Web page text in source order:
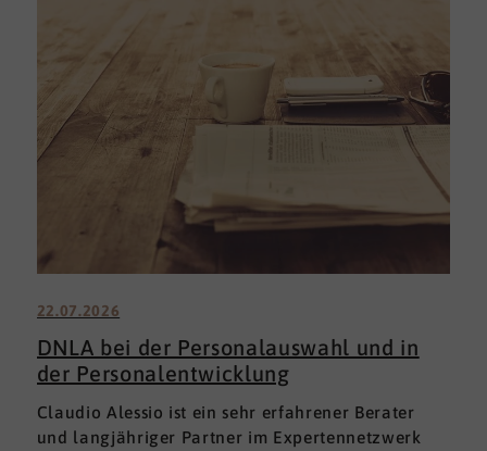
22.07.2026
DNLA bei der Personalauswahl und in
der Personalentwicklung
Claudio Alessio ist ein sehr erfahrener Berater
und langjähriger Partner im Expertennetzwerk